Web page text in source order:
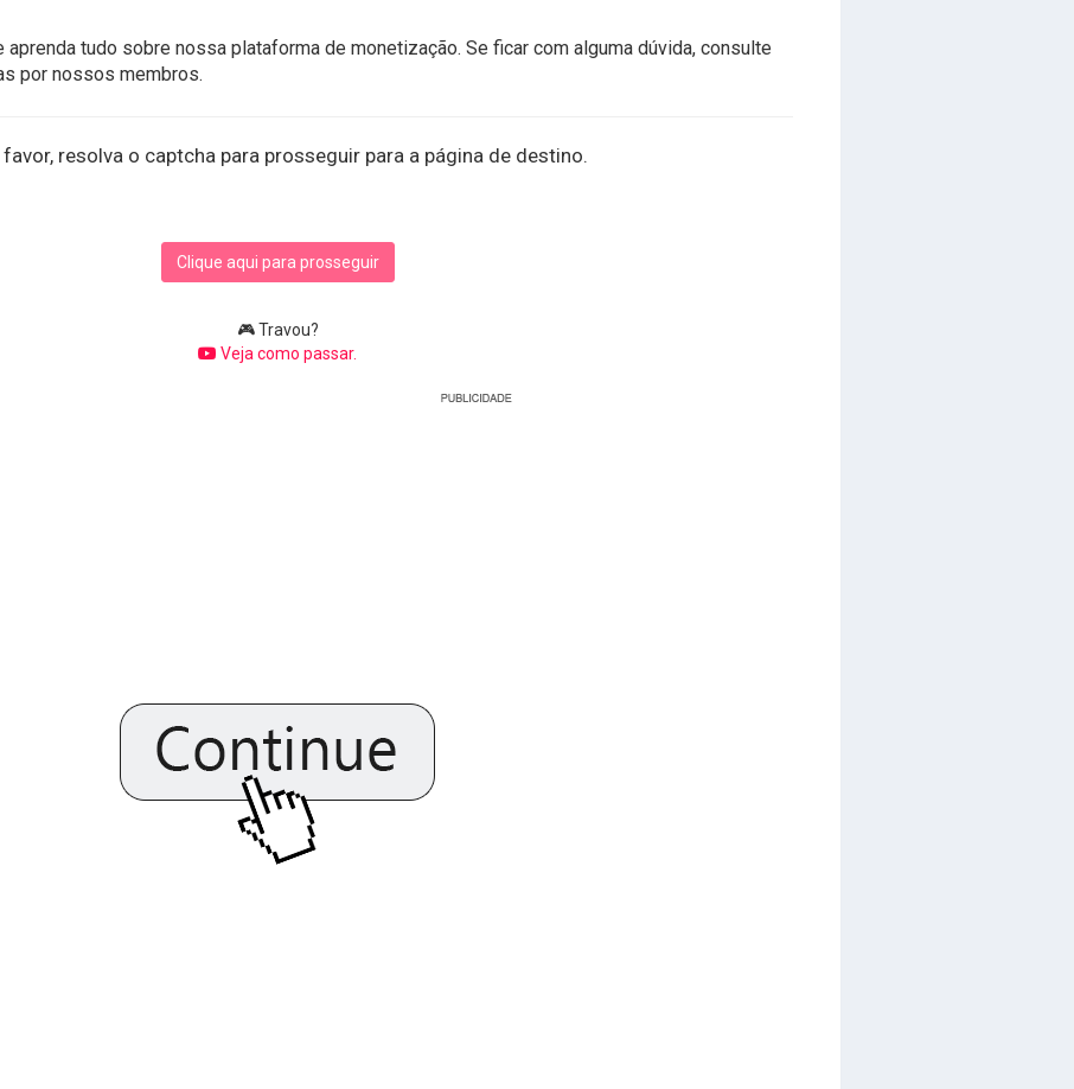
aprenda tudo sobre nossa plataforma de monetização. Se ficar com alguma dúvida, consulte
por nossos membros.
favor, resolva o captcha para prosseguir para a página de destino.
Clique aqui para prosseguir
🎮 Travou?
Veja como passar.